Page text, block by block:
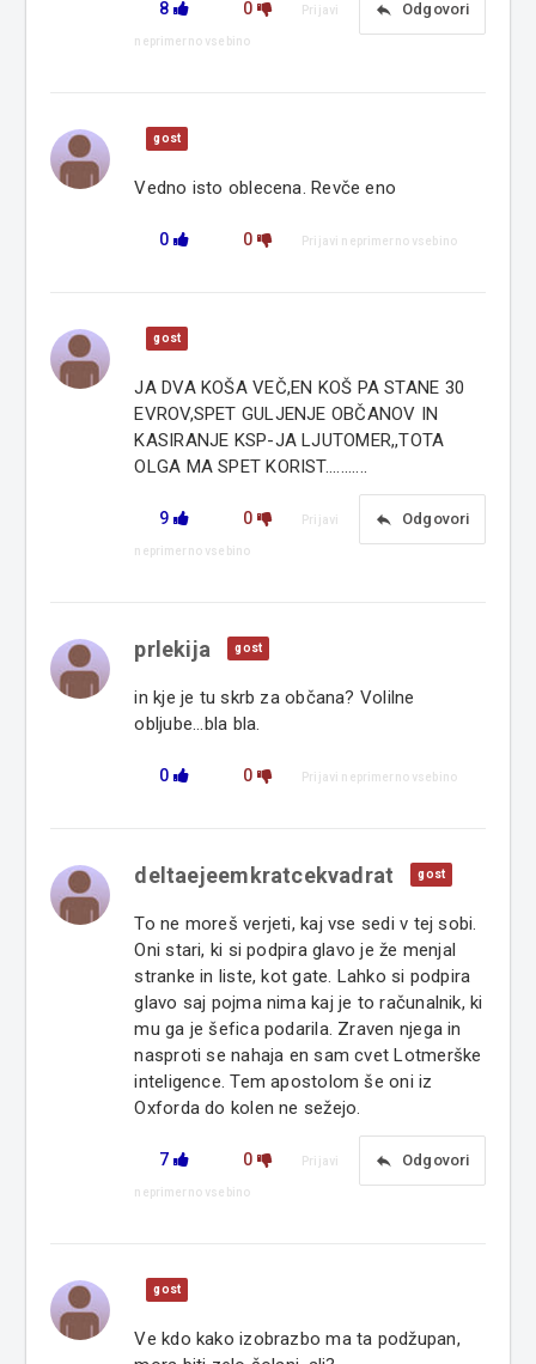
8 0 reply Odgovori
Prijavi
neprimerno vsebino
gost
Vedno isto oblecena. Revče eno
0 0 Prijavi neprimerno vsebino
gost
JA DVA KOŠA VEČ,EN KOŠ PA STANE 30
EVROV,SPET GULJENJE OBČANOV IN
KASIRANJE KSP-JA LJUTOMER,,TOTA
OLGA MA SPET KORIST...........
9 0 reply Odgovori
Prijavi
neprimerno vsebino
prlekija gost
in kje je tu skrb za občana? Volilne
obljube...bla bla.
0 0 Prijavi neprimerno vsebino
deltaejeemkratcekvadrat gost
To ne moreš verjeti, kaj vse sedi v tej sobi.
Oni stari, ki si podpira glavo je že menjal
stranke in liste, kot gate. Lahko si podpira
glavo saj pojma nima kaj je to računalnik, ki
mu ga je šefica podarila. Zraven njega in
nasproti se nahaja en sam cvet Lotmerške
inteligence. Tem apostolom še oni iz
Oxforda do kolen ne sežejo.
7 0 reply Odgovori
Prijavi
neprimerno vsebino
gost
Ve kdo kako izobrazbo ma ta podžupan,